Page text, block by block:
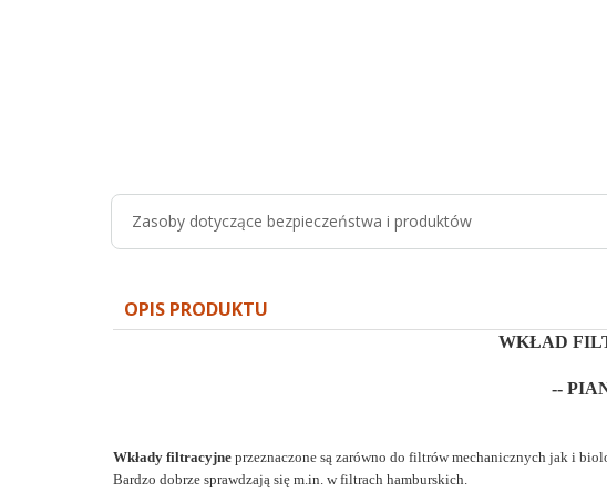
Zasoby dotyczące bezpieczeństwa i produktów
OPIS PRODUKTU
WKŁAD
--
Wkłady filtracyjne przeznaczone są zarówno do filtrów mechanicznych jak i
Bardzo dobrze sprawdzają się m.in. w filtrach hamburskich.